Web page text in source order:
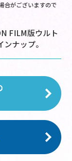
合がございますので
FILM版ウルト
ナップ。